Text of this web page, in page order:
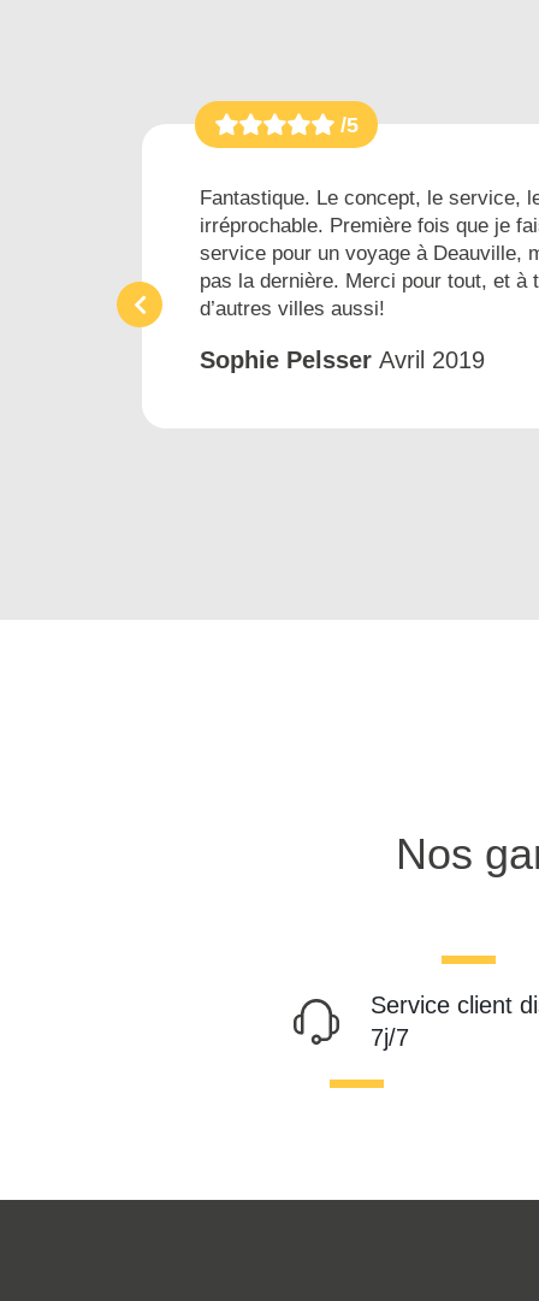
/5
Fantastique. Le concept, le service,
irréprochable. Première fois que je
service pour un voyage à Deauville,
pas la dernière. Merci pour tout, et à
d’autres villes aussi!
Sophie Pelsser Avril 2019
Nos
Service client
7j/7